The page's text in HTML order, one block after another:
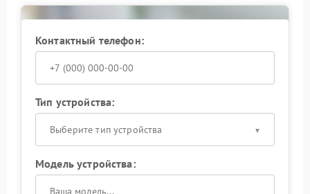
Контактный телефон:
Тип устройства:
Выберите тип устройства
Модель устройства: